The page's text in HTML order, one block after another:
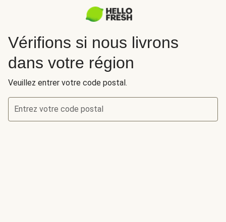
Vérifions si nous livrons
dans votre région
Veuillez entrer votre code postal.
Entrez votre code postal